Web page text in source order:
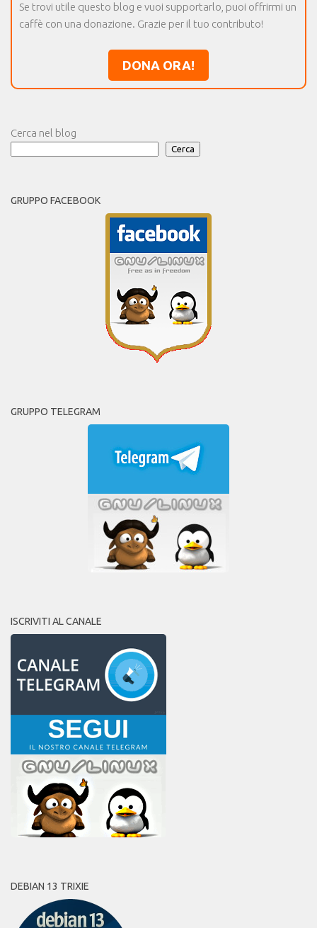
Se trovi utile questo blog e vuoi supportarlo, puoi offrirmi un
caffè con una donazione. Grazie per il tuo contributo!
DONA ORA!
Cerca nel blog
Cerca
GRUPPO FACEBOOK
GRUPPO TELEGRAM
ISCRIVITI AL CANALE
DEBIAN 13 TRIXIE